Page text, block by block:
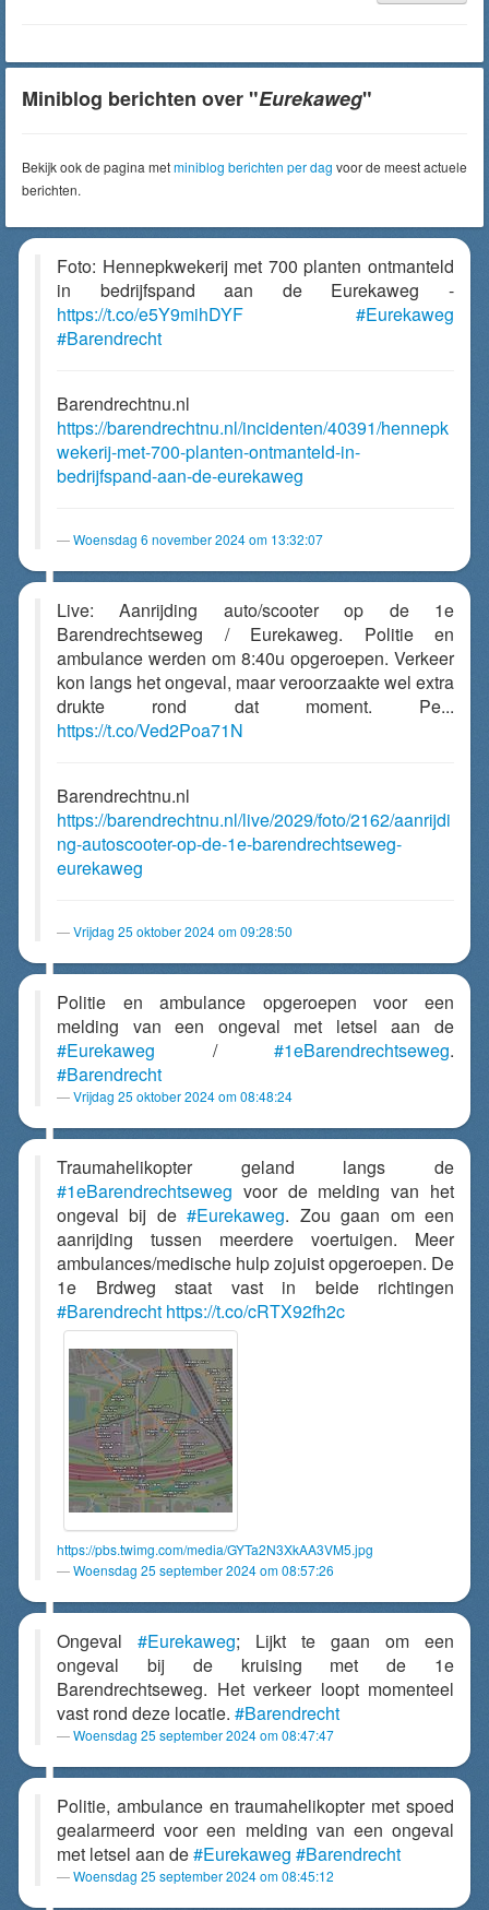
Miniblog berichten over "Eurekaweg"
Bekijk ook de pagina metminiblog berichten per dag voor de meest actuele
berichten.
Foto: Hennepkwekerij met 700 planten ontmanteld
in bedrijfspand aan de Eurekaweg -
https://t.co/e5Y9mihDYF
#Eurekaweg
#Barendrecht
Barendrechtnu.nl
https://barendrechtnu.nl/incidenten/40391/hennepk
wekerij-met-700-planten-ontmanteld-in-
bedrijfspand-aan-de-eurekaweg
Woensdag 6 november 2024 om 13:32:07
Live: Aanrijding auto/scooter op de 1e
Barendrechtseweg / Eurekaweg. Politie en
ambulance werden om 8:40u opgeroepen. Verkeer
kon langs het ongeval, maar veroorzaakte wel extra
drukte rond dat moment. Pe...
https://t.co/Ved2Poa71N
Barendrechtnu.nl
https://barendrechtnu.nl/live/2029/foto/2162/aanrijdi
ng-autoscooter-op-de-1e-barendrechtseweg-
eurekaweg
Vrijdag 25 oktober 2024 om 09:28:50
Politie en ambulance opgeroepen voor een
melding van een ongeval met letsel aan de
#Eurekaweg / #1eBarendrechtseweg.
#Barendrecht
Vrijdag 25 oktober 2024 om 08:48:24
Traumahelikopter geland langs de
#1eBarendrechtseweg voor de melding van het
ongeval bij de#Eurekaweg. Zou gaan om een
aanrijding tussen meerdere voertuigen. Meer
ambulances/medische hulp zojuist opgeroepen. De
1e Brdweg staat vast in beide richtingen
#Barendrecht https://t.co/cRTX92fh2c
https://pbs.twimg.com/media/GYTa2N3XkAA3VM5.jpg
Woensdag 25 september 2024 om 08:57:26
Ongeval #Eurekaweg; Lijkt te gaan om een
ongeval bij de kruising met de 1e
Barendrechtseweg. Het verkeer loopt momenteel
vast rond deze locatie. #Barendrecht
Woensdag 25 september 2024 om 08:47:47
Politie, ambulance en traumahelikopter met spoed
gealarmeerd voor een melding van een ongeval
met letsel aan de#Eurekaweg #Barendrecht
Woensdag 25 september 2024 om 08:45:12